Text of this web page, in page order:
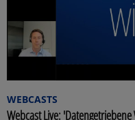
WEBCASTS
Webcast Live: